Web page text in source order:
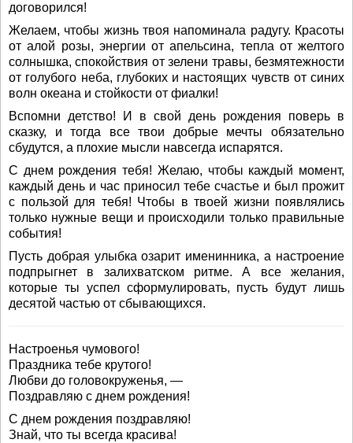
договорился!
Желаем, чтобы жизнь твоя напоминала радугу. Красоты
от алой розы, энергии от апельсина, тепла от желтого
солнышка, спокойствия от зелени травы, безмятежности
от голубого неба, глубоких и настоящих чувств от синих
волн океана и стойкости от фиалки!
Вспомни детство! И в свой день рождения поверь в
сказку, и тогда все твои добрые мечты обязательно
сбудутся, а плохие мысли навсегда испарятся.
С днем рождения тебя! Желаю, чтобы каждый момент,
каждый день и час приносил тебе счастье и был прожит
с пользой для тебя! Чтобы в твоей жизни появлялись
только нужные вещи и происходили только правильные
события!
Пусть добрая улыбка озарит именинника, а настроение
подпрыгнет в залихватском ритме. А все желания,
которые ты успел сформулировать, пусть будут лишь
десятой частью от сбывающихся.
Настроенья чумового!
Праздника тебе крутого!
Любви до головокруженья, —
Поздравляю с днем рождения!
С днем рождения поздравляю!
Знай, что ты всегда красива!